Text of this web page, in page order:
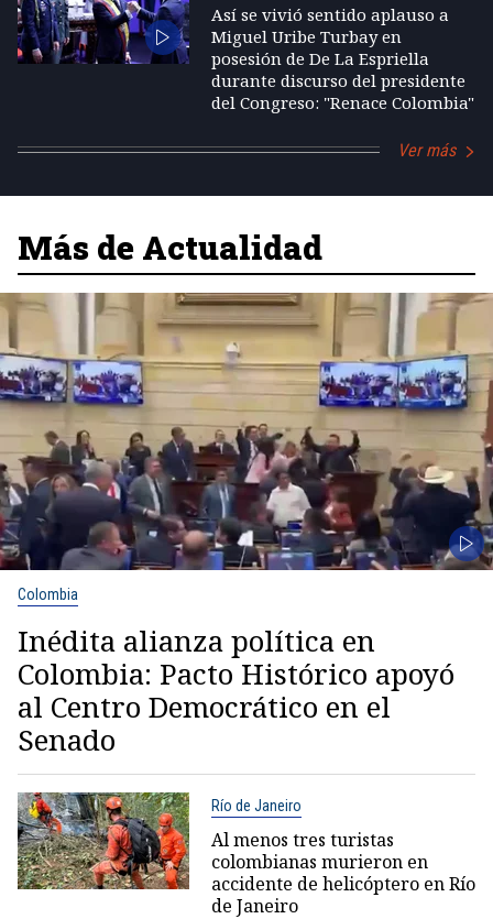
Así se vivió sentido aplauso a
Miguel Uribe Turbay en
posesión de De La Espriella
durante discurso del presidente
del Congreso: "Renace Colombia"
Ver más
Más de Actualidad
Colombia
Inédita alianza política en
Colombia: Pacto Histórico apoyó
al Centro Democrático en el
Senado
Río de Janeiro
Al menos tres turistas
colombianas murieron en
accidente de helicóptero en Río
de Janeiro